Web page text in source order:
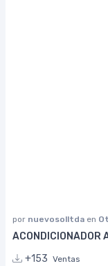
por nuevosolltda en
ACONDICIONADOR
+153 Ventas